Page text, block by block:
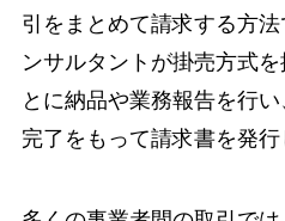
引をまとめて請求する方
ンサルタントが掛売方式
とに納品や業務報告を行
完了をもって請求書を発行